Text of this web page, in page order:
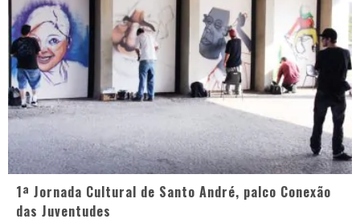
1ª Jornada Cultural de Santo André, palco Conexão
das Juventudes